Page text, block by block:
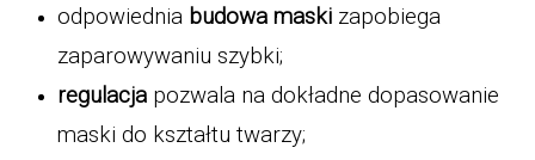
odpowiednia budowa maski zapobiega
zaparowywaniu szybki;
regulacja pozwala na dokładne dopasowanie
maski do kształtu twarzy;